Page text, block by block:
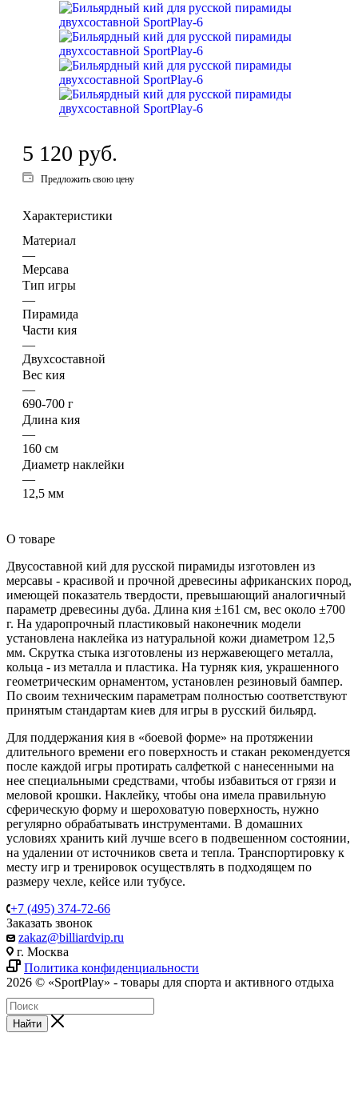
5 120 руб.
Предложить свою цену
Характеристики
Материал
—
Мерсава
Тип игры
—
Пирамида
Части кия
—
Двухсоставной
Вес кия
—
690-700 г
Длина кия
—
160 см
Диаметр наклейки
—
12,5 мм
О товаре
Двусоставной кий для русской пирамиды изготовлен из
мерсавы - красивой и прочной древесины африканских пород,
имеющей показатель твердости, превышающий аналогичный
параметр древесины дуба. Длина кия ±161 см, вес около ±700
г. На ударопрочный пластиковый наконечник модели
установлена наклейка из натуральной кожи диаметром 12,5
мм. Скрутка стыка изготовлены из нержавеющего металла,
кольца - из металла и пластика. На турняк кия, украшенного
геометрическим орнаментом, установлен резиновый бампер.
По своим техническим параметрам полностью соответствуют
принятым стандартам киев для игры в русский бильярд.
Для поддержания кия в «боевой форме» на протяжении
длительного времени его поверхность и стакан рекомендуется
после каждой игры протирать салфеткой с нанесенными на
нее специальными средствами, чтобы избавиться от грязи и
меловой крошки. Наклейку, чтобы она имела правильную
сферическую форму и шероховатую поверхность, нужно
регулярно обрабатывать инструментами. В домашних
условиях хранить кий лучше всего в подвешенном состоянии,
на удалении от источников света и тепла. Транспортировку к
месту игр и тренировок осуществлять в подходящем по
размеру чехле, кейсе или тубусе.
+7 (495) 374-72-66
Заказать звонок
zakaz@billiardvip.ru
г. Москва
Политика конфиденциальности
2026 © «SportPlay» - товары для спорта и активного отдыха
Найти